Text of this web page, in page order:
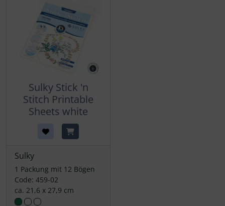
Sulky Stick 'n
Stitch Printable
Sheets white
Sulky
1 Packung mit 12 Bögen
Code: 459-02
ca. 21,6 x 27,9 cm